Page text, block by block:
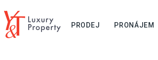
PRODEJ PRONÁJEM